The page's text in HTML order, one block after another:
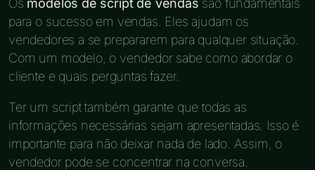
para o sucesso em vendas. Eles ajudam os
vendedores a se prepararem para qualquer situação.
Com um modelo, o vendedor sabe como abordar o
cliente e quais perguntas fazer.
Ter um script também garante que todas as
informações necessárias sejam apresentadas. Isso é
importante para não deixar nada de lado. Assim, o
vendedor pode se concentrar na conversa.